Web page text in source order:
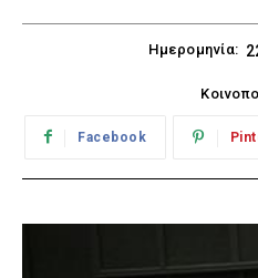
Ημερομηνία:
Facebook